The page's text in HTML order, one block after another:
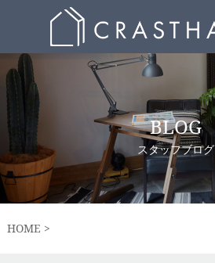
BLOG
スタッフブログ
HOME